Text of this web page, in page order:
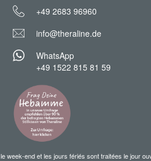
+49 2683 96960
info@theraline.de
WhatsApp
+49 1522 815 81 59
week-end et les jours fériés sont traitées le jour